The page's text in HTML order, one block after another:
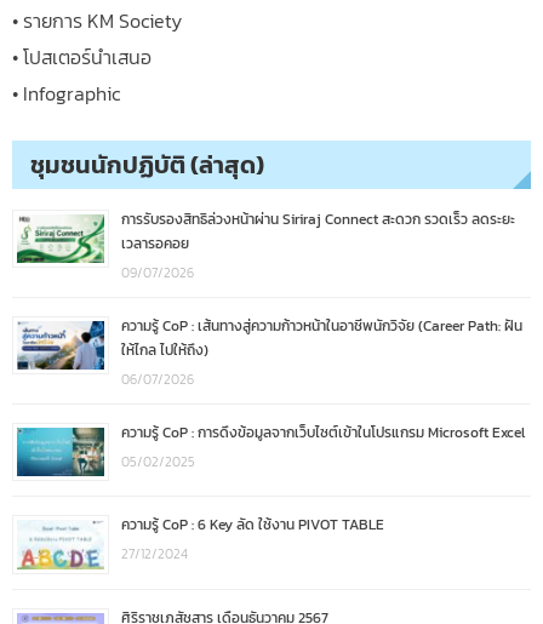
• รายการ KM Society
• โปสเตอร์นำเสนอ
• Infographic
ชุมชนนักปฏิบัติ (ล่าสุด)
การรับรองสิทธิล่วงหน้าผ่าน Siriraj Connect สะดวก รวดเร็ว ลดระยะ
เวลารอคอย
09/07/2026
ความรู้ CoP : เส้นทางสู่ความก้าวหน้าในอาชีพนักวิจัย (Career Path: ฝัน
ให้ไกล ไปให้ถึง)
06/07/2026
ความรู้ CoP : การดึงข้อมูลจากเว็บไซต์เข้าในโปรแกรม Microsoft Excel
05/02/2025
ความรู้ CoP : 6 Key ลัด ใช้งาน PIVOT TABLE
27/12/2024
ศิริราชเภสัชสาร เดือนธันวาคม 2567